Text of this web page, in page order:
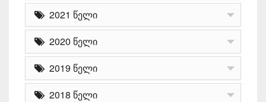
2021 წელი
2020 წელი
2019 წელი
2018 წელი